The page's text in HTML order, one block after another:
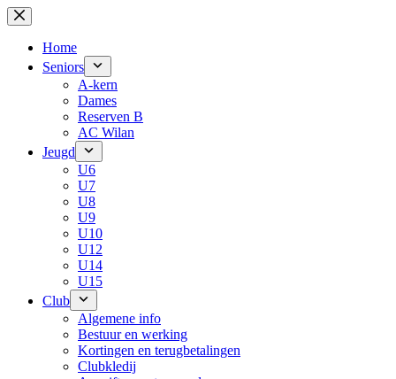
Skip
to
contentHome
Seniors
A-kern
Dames
Reserven B
AC Wilan
Jeugd
U6
U7
U8
U9
U10
U12
U14
U15
Club
Algemene info
Bestuur en werking
Kortingen en terugbetalingen
Clubkledij